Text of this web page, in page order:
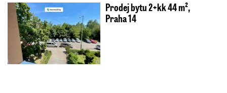
Prodej bytu 2+kk 44 m²,
Praha 14